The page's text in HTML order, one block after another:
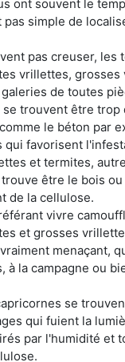
ont souvent le
simple de
pas creuser, les
vrillettes, grosses
de toutes
se trouvent être trop
le béton par
qui favorisent
et termites,
être le bois
de la cellulose.
vivre
et grosses
menaçant,
à la campagne ou
se
qui fuient la
par l'humidité et